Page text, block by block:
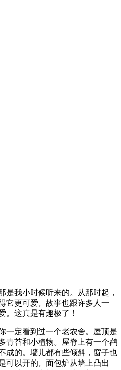
是我小时候听来的。从那时起，
它更可爱。故事也跟许多人一
。这真是有趣极了！
一定看到过一个老农舍。屋顶是
青苔和小植物。屋脊上有一个鹳
成的。墙儿都有些倾斜，窗子也
可以开的。面包炉从墙上凸出